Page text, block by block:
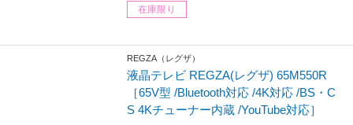
在庫限り
REGZA（レグザ）
液晶テレビ REGZA(レグザ) 65M550R
［65V型 /Bluetooth対応 /4K対応 /BS・C
S 4Kチューナー内蔵 /YouTube対応］